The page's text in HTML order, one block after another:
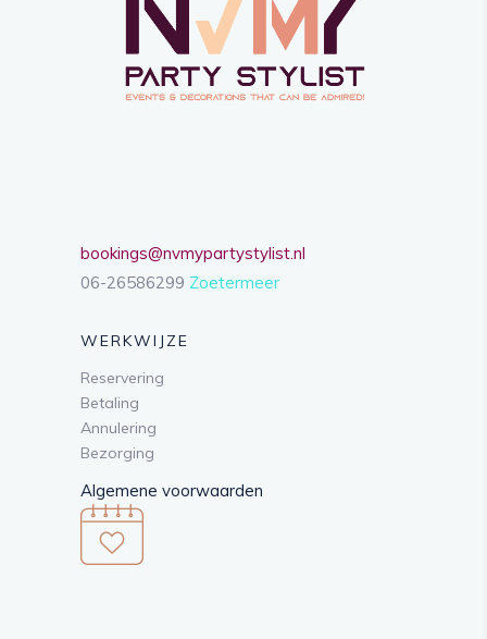
bookings@nvmypartystylist.nl
06-26586299 Zoetermeer
WERKWIJZE
Reservering
Betaling
Annulering
Bezorging
Algemene voorwaarden